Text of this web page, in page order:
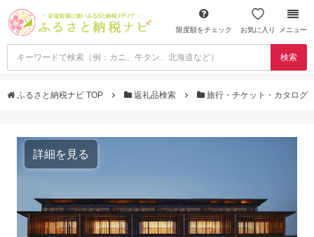
限度額をチェック お気に入り メニュー
検索
ふるさと納税ナビ TOP 返礼品検索 旅行・チケット・カタログ
詳細を見る